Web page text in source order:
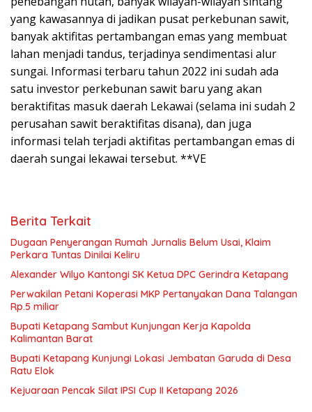
yang kawasannya di jadikan pusat perkebunan sawit,
banyak aktifitas pertambangan emas yang membuat
lahan menjadi tandus, terjadinya sendimentasi alur
sungai. Informasi terbaru tahun 2022 ini sudah ada
satu investor perkebunan sawit baru yang akan
beraktifitas masuk daerah Lekawai (selama ini sudah 2
perusahan sawit beraktifitas disana), dan juga
informasi telah terjadi aktifitas pertambangan emas di
daerah sungai lekawai tersebut. **VE
Berita Terkait
Dugaan Penyerangan Rumah Jurnalis Belum Usai, Klaim
Perkara Tuntas Dinilai Keliru
Alexander Wilyo Kantongi SK Ketua DPC Gerindra Ketapang
Perwakilan Petani Koperasi MKP Pertanyakan Dana Talangan
Rp.5 miliar
Bupati Ketapang Sambut Kunjungan Kerja Kapolda
Kalimantan Barat
Bupati Ketapang Kunjungi Lokasi Jembatan Garuda di Desa
Ratu Elok
Kejuaraan Pencak Silat IPSI Cup II Ketapang 2026